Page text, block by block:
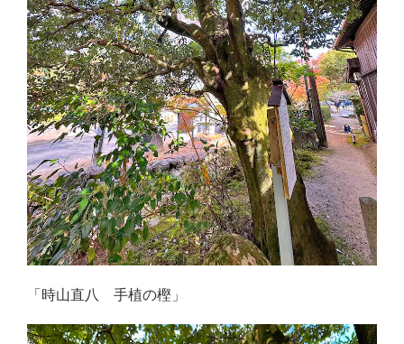
「時山直八 手植の樫」